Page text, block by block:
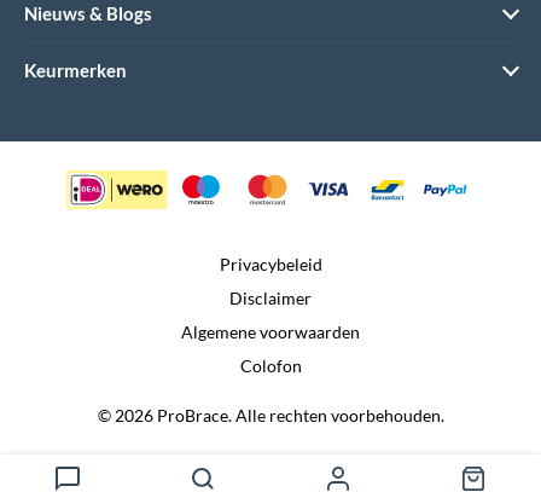
Nieuws & Blogs
Keurmerken
© 2026 ProBrace. Alle rechten voorbehouden.
Privacybeleid
Disclaimer
Algemene voorwaarden
Colofon
Realisatie door: Dtch. Digitals